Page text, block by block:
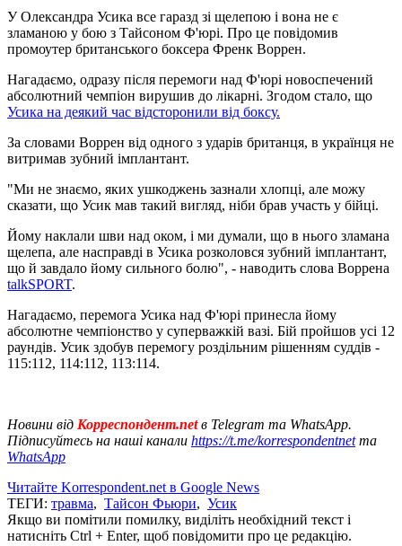
У Олександра Усика все гаразд зі щелепою і вона не є
зламаною у бою з Тайсоном Ф'юрі. Про це повідомив
промоутер британського боксера Френк Воррен.
Нагадаємо, одразу після перемоги над Ф'юрі новоспечений
абсолютний чемпіон вирушив до лікарні. Згодом стало, що
Усика на деякий час відсторонили від боксу.
За словами Воррен від одного з ударів британця, в українця не
витримав зубний імплантант.
"Ми не знаємо, яких ушкоджень зазнали хлопці, але можу
сказати, що Усик мав такий вигляд, ніби брав участь у бійці.
Йому наклали шви над оком, і ми думали, що в нього зламана
щелепа, але насправді в Усика розколовся зубний імплантант,
що й завдало йому сильного болю", - наводить слова Воррена
talkSPORT.
Нагадаємо, перемога Усика над Ф'юрі принесла йому
абсолютне чемпіонство у суперважкій вазі. Бій пройшов усі 12
раундів. Усик здобув перемогу роздільним рішенням суддів -
115:112, 114:112, 113:114.
Новини від Корреспондент.netв Telegram та WhatsApp.
Підписуйтесь на наші канали https://t.me/korrespondentnetта
WhatsApp
Читайте Korrespondent.net в Google News
ТЕГИ: травма, Тайсон Фьюри, Усик
Якщо ви помітили помилку, виділіть необхідний текст і
натисніть Ctrl + Enter, щоб повідомити про це редакцію.